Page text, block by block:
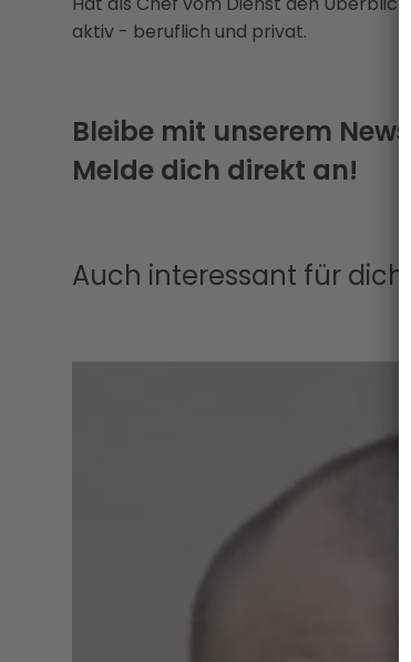
aktiv - beruflich und privat.
Bleibe mit unserem
Melde dich direkt an!
Auch interessant für dich